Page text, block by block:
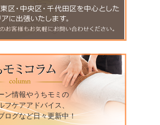
ン情報やうちモミの
フケアアドバイス、
ログなど日々更新中！